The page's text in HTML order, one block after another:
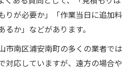
りが必要か」「作業当日に追加料
か」などがあります。
市南区浦安南町の多くの業者では
対応していますが、遠方の場合や